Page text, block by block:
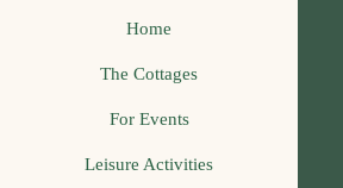
Home
The Cottages
For Events
Leisure Activities